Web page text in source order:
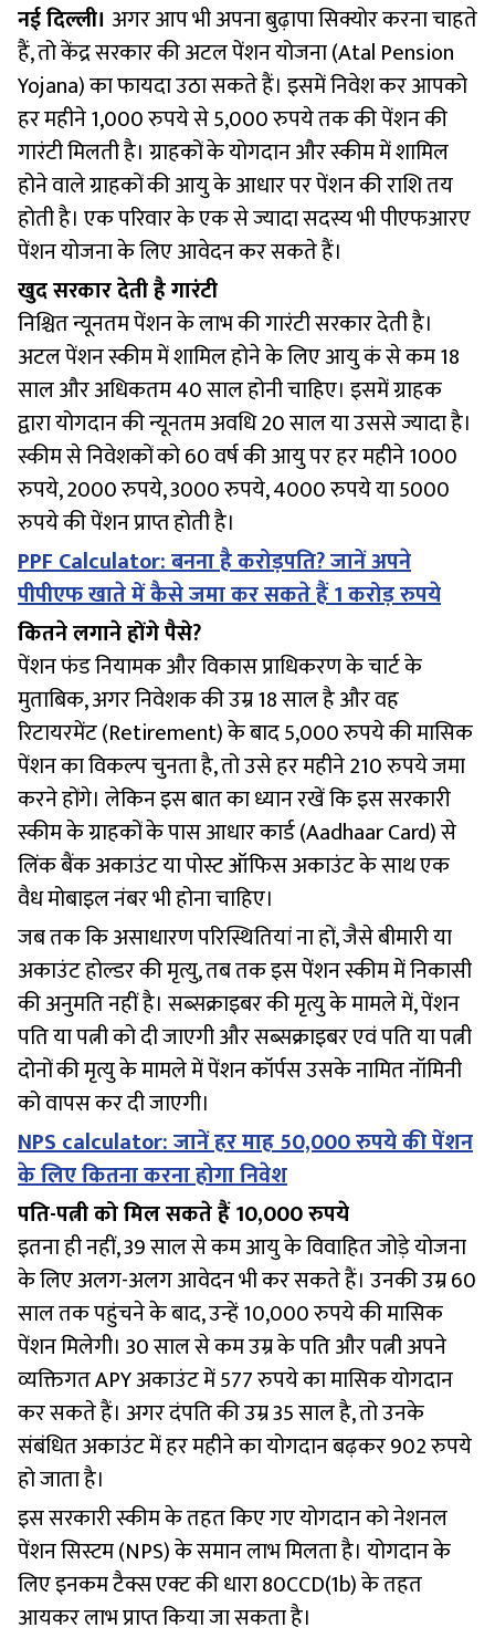
नई दिल्ली। अगर आप भी अपना बुढ़ापा सिक्योर करना चाहते
हैं, तो केंद्र सरकार की अटल पेंशन योजना (Atal Pension
Yojana) का फायदा उठा सकते हैं। इसमें निवेश कर आपको
हर महीने 1,000 रुपये से 5,000 रुपये तक की पेंशन की
गारंटी मिलती है। ग्राहकों के योगदान और स्कीम में शामिल
होने वाले ग्राहकों की आयु के आधार पर पेंशन की राशि तय
होती है। एक परिवार के एक से ज्यादा सदस्य भी पीएफआरए
पेंशन योजना के लिए आवेदन कर सकते हैं।
खुद सरकार देती है गारंटी
निश्चित न्यूनतम पेंशन के लाभ की गारंटी सरकार देती है।
अटल पेंशन स्कीम में शामिल होने के लिए आयु कं से कम 18
साल और अधिकतम 40 साल होनी चाहिए। इसमें ग्राहक
द्वारा योगदान की न्यूनतम अवधि 20 साल या उससे ज्यादा है।
स्कीम से निवेशकों को 60 वर्ष की आयु पर हर महीने 1000
रुपये, 2000 रुपये, 3000 रुपये, 4000 रुपये या 5000
रुपये की पेंशन प्राप्त होती है।
PPF Calculator: बनना है करोड़पति? जानें अपने
पीपीएफ खाते में कैसे जमा कर सकते हैं 1 करोड़ रुपये
कितने लगाने होंगे पैसे?
पेंशन फंड नियामक और विकास प्राधिकरण के चार्ट के
मुताबिक, अगर निवेशक की उम्र 18 साल है और वह
रिटायरमेंट (Retirement) के बाद 5,000 रुपये की मासिक
पेंशन का विकल्प चुनता है, तो उसे हर महीने 210 रुपये जमा
करने होंगे। लेकिन इस बात का ध्यान रखें कि इस सरकारी
स्कीम के ग्राहकों के पास आधार कार्ड (Aadhaar Card) से
लिंक बैंक अकाउंट या पोस्ट ऑफिस अकाउंट के साथ एक
वैध मोबाइल नंबर भी होना चाहिए।
जब तक कि असाधारण परिस्थितियां ना हों, जैसे बीमारी या
अकाउंट होल्डर की मृत्यु, तब तक इस पेंशन स्कीम में निकासी
की अनुमति नहीं है। सब्सक्राइबर की मृत्यु के मामले में, पेंशन
पति या पत्नी को दी जाएगी और सब्सक्राइबर एवं पति या पत्नी
दोनों की मृत्यु के मामले में पेंशन कॉर्पस उसके नामित नॉमिनी
को वापस कर दी जाएगी।
NPS calculator: जानें हर माह 50,000 रुपये की पेंशन
के लिए कितना करना होगा निवेश
पति-पत्नी को मिल सकते हैं 10,000 रुपये
इतना ही नहीं, 39 साल से कम आयु के विवाहित जोड़े योजना
के लिए अलग-अलग आवेदन भी कर सकते हैं। उनकी उम्र 60
साल तक पहुंचने के बाद, उन्हें 10,000 रुपये की मासिक
पेंशन मिलेगी। 30 साल से कम उम्र के पति और पत्नी अपने
व्यक्तिगत APY अकाउंट में 577 रुपये का मासिक योगदान
कर सकते हैं। अगर दंपति की उम्र 35 साल है, तो उनके
संबंधित अकाउंट में हर महीने का योगदान बढ़कर 902 रुपये
हो जाता है।
इस सरकारी स्कीम के तहत किए गए योगदान को नेशनल
पेंशन सिस्टम (NPS) के समान लाभ मिलता है। योगदान के
लिए इनकम टैक्स एक्ट की धारा 80CCD(1b) के तहत
आयकर लाभ प्राप्त किया जा सकता है।